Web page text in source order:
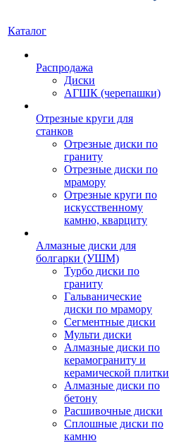
Каталог
Распродажа
Диски
АГШК (черепашки)
Отрезные круги для
станков
Отрезные диски по
граниту
Отрезные диски по
мрамору
Отрезные круги по
искусственному
камню, кварциту
Алмазные диски для
болгарки (УШМ)
Турбо диски по
граниту
Гальванические
диски по мрамору
Сегментные диски
Мульти диски
Алмазные диски по
керамограниту и
керамической плитки
Алмазные диски по
бетону
Расшивочные диски
Сплошные диски по
камню